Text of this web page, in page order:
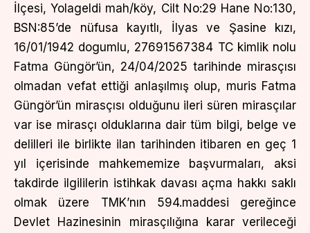
İlçesi, Yolageldi mah/köy, Cilt No:29 Hane No:130,
BSN:85’de nüfusa kayıtlı, İlyas ve Şasine kızı,
16/01/1942 dogumlu, 27691567384 TC kimlik nolu
Fatma Güngör’ün, 24/04/2025 tarihinde mirasçısı
olmadan vefat ettiği anlaşılmış olup, muris Fatma
Güngör’ün mirasçısı olduğunu ileri süren mirasçılar
var ise mirasçı olduklarına dair tüm bilgi, belge ve
delilleri ile birlikte ilan tarihinden itibaren en geç 1
yıl içerisinde mahkememize başvurmaları, aksi
takdirde ilgililerin istihkak davası açma hakkı saklı
olmak üzere TMK’nın 594.maddesi gereğince
Devlet Hazinesinin mirasçılığına karar verileceği